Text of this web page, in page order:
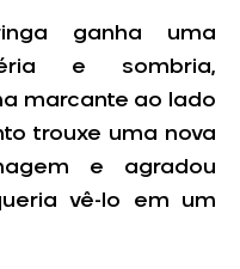
ganha uma
e sombria,
marcante ao lado
trouxe uma nova
e agradou
vê-lo em um